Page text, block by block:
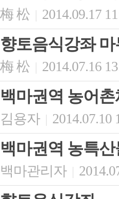
梅 松 | 2014.09.17
향토음식강좌 마
梅 松 | 2014.07.16
백마권역 농어
김용자 | 2014.07.10
백마권역 농특산
백마관리자 |